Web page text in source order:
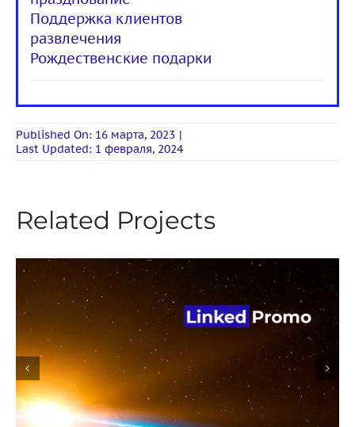
Поддержка клиентов
развлечения
Рождественские подарки
Published On: 16 марта, 2023 |
Last Updated: 1 февраля, 2024
Related Projects
Продвижение Linked
Promo в LinkedIn